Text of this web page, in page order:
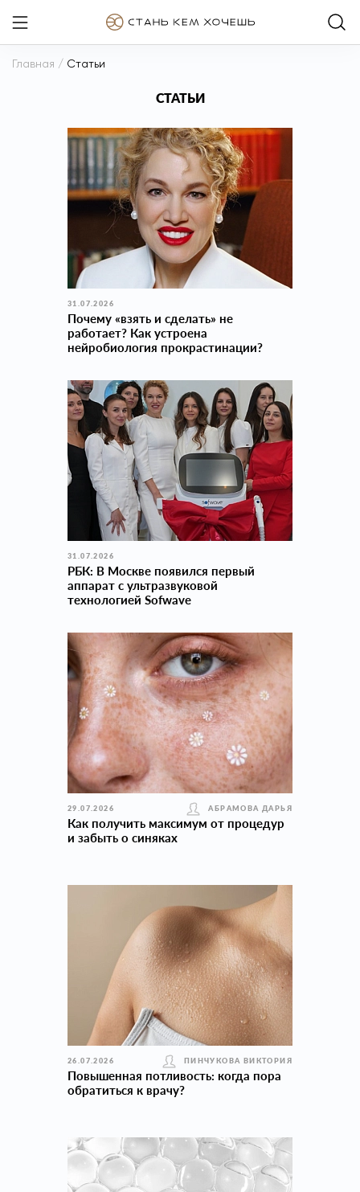
Главная / Статьи
СТАТЬИ
31.07.2026
Почему «взять и сделать» не
работает? Как устроена
нейробиология прокраcтинации?
31.07.2026
РБК: В Москве появился первый
аппарат с ультразвуковой
технологией Sofwave
29.07.2026 АБРАМОВА ДАРЬЯ
Как получить максимум от процедур
и забыть о синяках
26.07.2026 ПИНЧУКОВА ВИКТОРИЯ
Повышенная потливость: когда пора
обратиться к врачу?